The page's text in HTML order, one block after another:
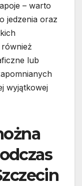
– warto
jedzenia oraz
lub
wyjątkowej